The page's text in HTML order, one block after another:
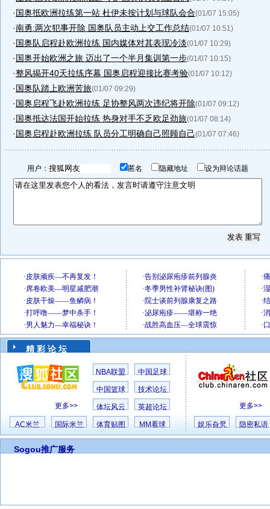
·国奥抵欧洲拉练第一站 杜伊未按计划与球队会合(01/07 15:05)
·南勇:两次犯事开除 国奥队员主动上交工作总结(01/07 10:51)
·国奥队启程赴欧洲拉练 国内媒体对其表现冷淡(01/07 10:29)
·国奥开始欧洲之旅 迈出了一个半月集训第一步(01/07 10:15)
·整风揭开40天拉练序幕 国奥启程迎接比赛考验(01/07 10:12)
·国奥队踏上欧洲苦旅(01/07 09:29)
·国奥启程飞赴欧洲拉练 足协整风两次违纪将开除(01/07 09:12)
·国奥抵达法国开始拉练 热身对手不乏欧足劲旅(01/07 08:14)
·国奥启程赴欧洲拉练 队员分工明确自己照顾自己(01/07 07:46)
用户： 匿名 隐藏地址 设为辩论话题
精 彩 论 坛
更多>>
NBA联盟 中国足球
中国篮球 技术论坛
体坛风云 英超论坛
AC米兰 国际米兰 体育贴图 MM看球
更多>>
娱乐旮旯 隐密私语
Sogou推广服务